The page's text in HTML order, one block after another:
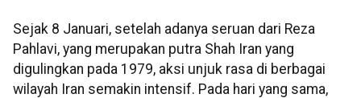
Sejak 8 Januari, setelah adanya seruan dari Reza
Pahlavi, yang merupakan putra Shah Iran yang
digulingkan pada 1979, aksi unjuk rasa di berbagai
wilayah Iran semakin intensif. Pada hari yang sama,